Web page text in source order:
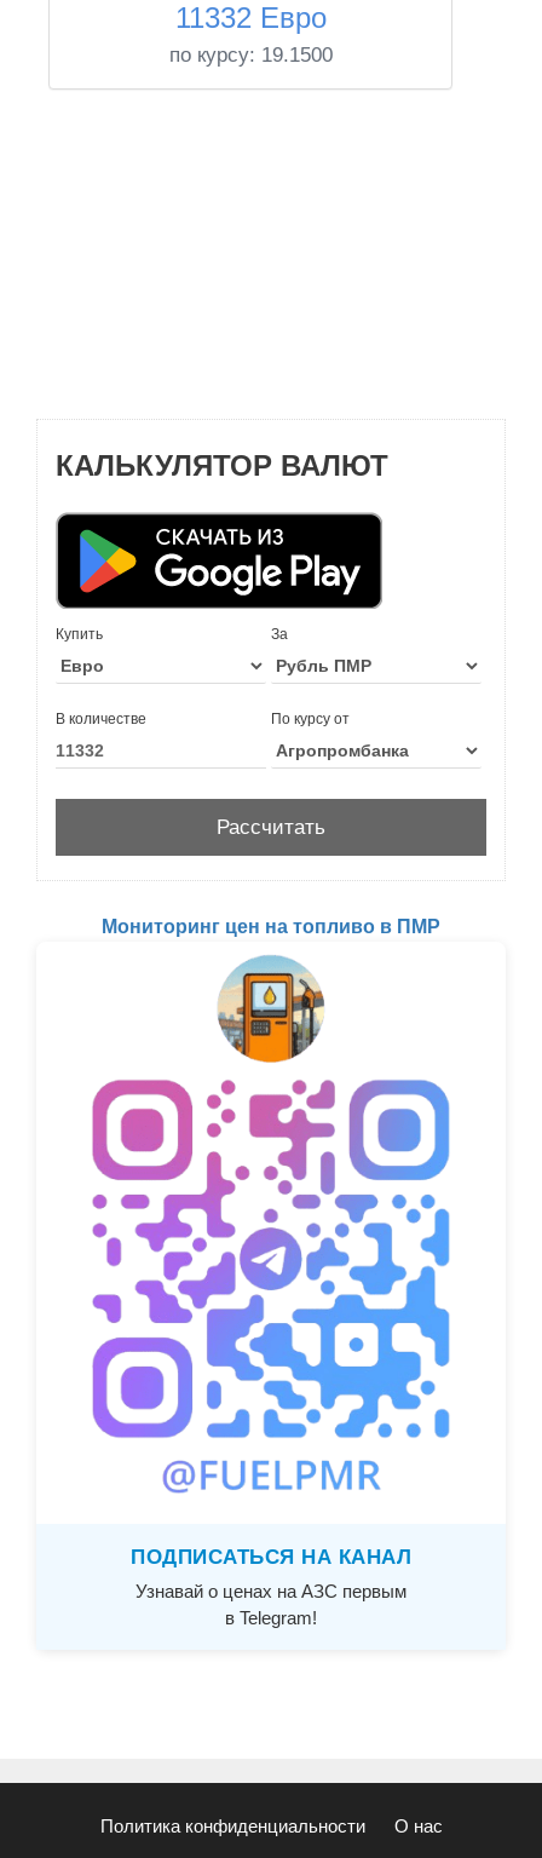
11332 Евро
по курсу: 19.1500
КАЛЬКУЛЯТОР ВАЛЮТ
Купить За
В количестве По курсу от
Мониторинг цен на топливо в ПМР
ПОДПИСАТЬСЯ НА КАНАЛ
Узнавай о ценах на АЗС первым
в Telegram!
Политика конфиденциальности О нас